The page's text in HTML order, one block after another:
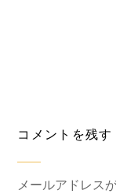
コメントを残す
メールアドレス